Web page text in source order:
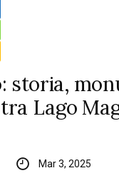
storia,
Lago
Mar 3, 2025